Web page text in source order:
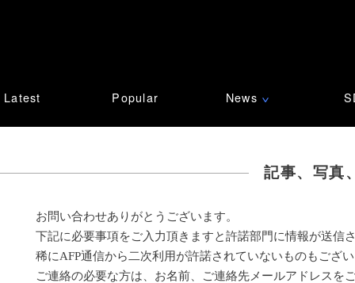
Latest Popular News ∨
記事、写真
お問い合わせありがとうございます。
下記に必要事項をご入力頂きますと許諾部門に情報が送信
稀にAFP通信から二次利用が許諾されていないものもござ
ご連絡の必要な方は、お名前、ご連絡先メールアドレスを